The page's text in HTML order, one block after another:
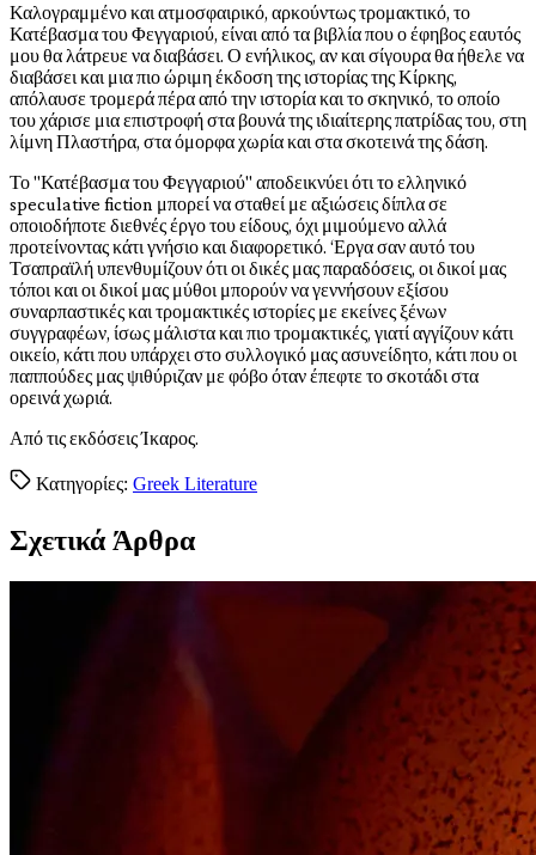
Καλογραμμένο και ατμοσφαιρικό, αρκούντως τρομακτικό, το
Κατέβασμα του Φεγγαριού, είναι από τα βιβλία που ο έφηβος εαυτός
μου θα λάτρευε να διαβάσει. Ο ενήλικος, αν και σίγουρα θα ήθελε να
διαβάσει και μια πιο ώριμη έκδοση της ιστορίας της Κίρκης,
απόλαυσε τρομερά πέρα από την ιστορία και το σκηνικό, το οποίο
του χάρισε μια επιστροφή στα βουνά της ιδιαίτερης πατρίδας του, στη
λίμνη Πλαστήρα, στα όμορφα χωρία και στα σκοτεινά της δάση.
Το "Κατέβασμα του Φεγγαριού" αποδεικνύει ότι το ελληνικό
speculative fiction μπορεί να σταθεί με αξιώσεις δίπλα σε
οποιοδήποτε διεθνές έργο του είδους, όχι μιμούμενο αλλά
προτείνοντας κάτι γνήσιο και διαφορετικό. ‘Εργα σαν αυτό του
Τσαπραϊλή υπενθυμίζουν ότι οι δικές μας παραδόσεις, οι δικοί μας
τόποι και οι δικοί μας μύθοι μπορούν να γεννήσουν εξίσου
συναρπαστικές και τρομακτικές ιστορίες με εκείνες ξένων
συγγραφέων, ίσως μάλιστα και πιο τρομακτικές, γιατί αγγίζουν κάτι
οικείο, κάτι που υπάρχει στο συλλογικό μας ασυνείδητο, κάτι που οι
παππούδες μας ψιθύριζαν με φόβο όταν έπεφτε το σκοτάδι στα
ορεινά χωριά.
Από τις εκδόσεις Ίκαρος.
Κατηγορίες: Greek Literature
Σχετικά Άρθρα